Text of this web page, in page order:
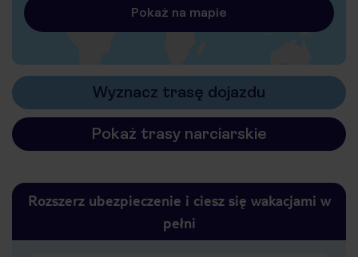
Pokaż na mapie
Wyznacz trasę dojazdu
Pokaż trasy narciarskie
Rozszerz ubezpieczenie i ciesz się wakacjami w
pełni